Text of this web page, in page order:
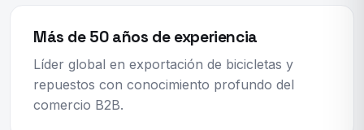
Más de 50 años de experiencia
Líder global en exportación de bicicletas y
repuestos con conocimiento profundo del
comercio B2B.